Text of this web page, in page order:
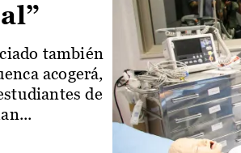
también
acogerá,
de